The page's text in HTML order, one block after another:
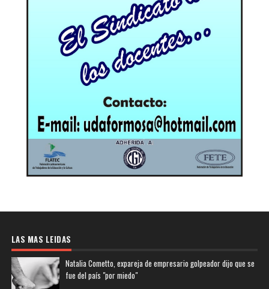
LAS MAS LEIDAS
Natalia Cometto, expareja de empresario golpeador dijo que se
fue del país "por miedo"